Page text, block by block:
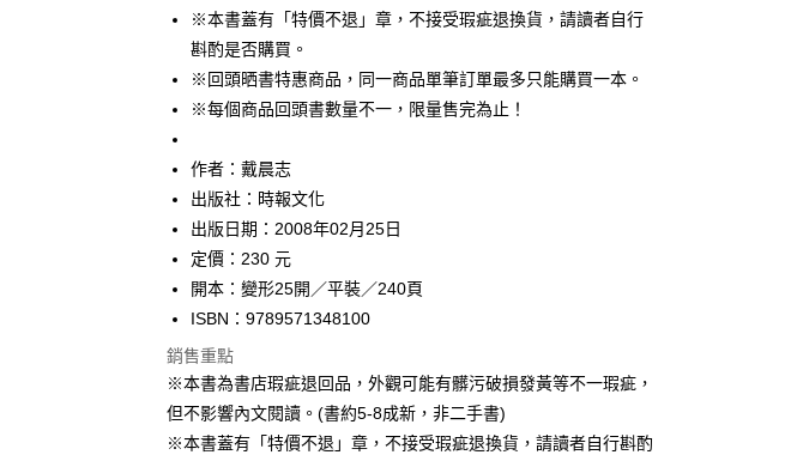
付款後全家取貨
每筆NT$60，滿NT$499(含以上)免運費
付款後7-11取貨
每筆NT$60，滿NT$499(含以上)免運費
宅配
※本書蓋有「特價不退」章，不接受瑕疵退換貨，請讀者自行
斟酌是否購買。
※回頭晒書特惠商品，同一商品單筆訂單最多只能購買一本。
※每個商品回頭書數量不一，限量售完為止！
作者：戴晨志
出版社：時報文化
出版日期：2008年02月25日
定價：230 元
開本：變形25開／平裝／240頁
ISBN：9789571348100
銷售重點
※本書為書店瑕疵退回品，外觀可能有髒污破損發黃等不一瑕疵，
但不影響內文閱讀。(書約5-8成新，非二手書)
※本書蓋有「特價不退」章，不接受瑕疵退換貨，請讀者自行斟酌